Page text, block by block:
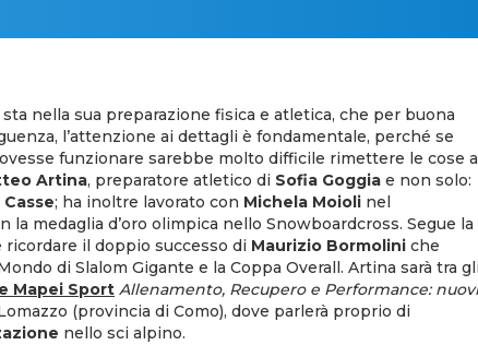
sta nella sua preparazione fisica e atletica, che per buona
l’attenzione ai dettagli è fondamentale, perché se
funzionare sarebbe molto difficile rimettere le cose a
Artina, preparatore atletico di Sofia Goggia e non solo:
; ha inoltre lavorato con Michela Moioli nel
medaglia d’oro olimpica nello Snowboardcross. Segue la
il doppio successo di Maurizio Bormolini che
di Slalom Gigante e la Coppa Overall. Artina sarà tra gli
Mapei Sport Allenamento, Recupero e Performance: nuovi
(provincia di Como), dove parlerà proprio di
nello sci alpino.